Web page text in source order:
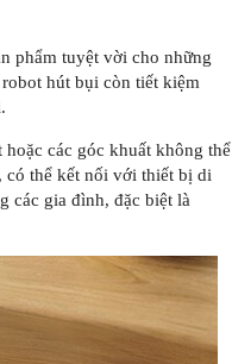
phẩm tuyệt vời cho những
hút bụi còn tiết kiệm
các góc khuất không thể
có thể kết nối với thiết bị di
các gia đình, đặc biệt là